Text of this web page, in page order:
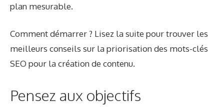
plan mesurable.
Comment démarrer ? Lisez la suite pour trouver les
meilleurs conseils sur la priorisation des mots-clés
SEO pour la création de contenu.
Pensez aux objectifs